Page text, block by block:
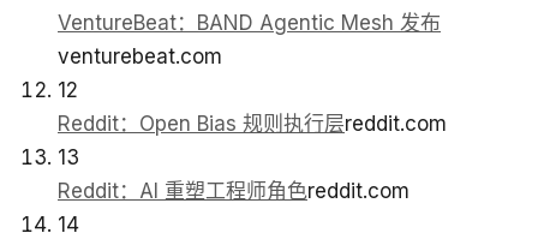
VentureBeat：BAND Agentic Mesh 发布
venturebeat.com
12
Reddit：Open Bias 规则执行层reddit.com
13
Reddit：AI 重塑工程师角色reddit.com
14